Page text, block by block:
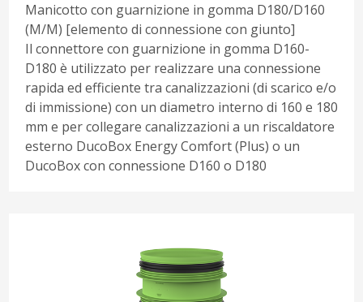
Manicotto con guarnizione in gomma D180/D160
(M/M) [elemento di connessione con giunto]
Il connettore con guarnizione in gomma D160-
D180 è utilizzato per realizzare una connessione
rapida ed efficiente tra canalizzazioni (di scarico e/o
di immissione) con un diametro interno di 160 e 180
mm e per collegare canalizzazioni a un riscaldatore
esterno DucoBox Energy Comfort (Plus) o un
DucoBox con connessione D160 o D180